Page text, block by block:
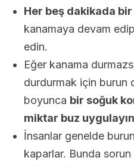
Her beş dakikada bir
kanamaya devam
edin.
Eğer kanama
durdurmak için burun
boyunca bir soğuk
miktar buz uygulayın
İnsanlar genelde
kaparlar. Bunda